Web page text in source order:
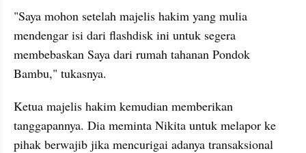
"Saya mohon setelah majelis hakim yang mulia
mendengar isi dari flashdisk ini untuk segera
membebaskan Saya dari rumah tahanan Pondok
Bambu," tukasnya.
Ketua majelis hakim kemudian memberikan
tanggapannya. Dia meminta Nikita untuk melapor ke
pihak berwajib jika mencurigai adanya transaksional